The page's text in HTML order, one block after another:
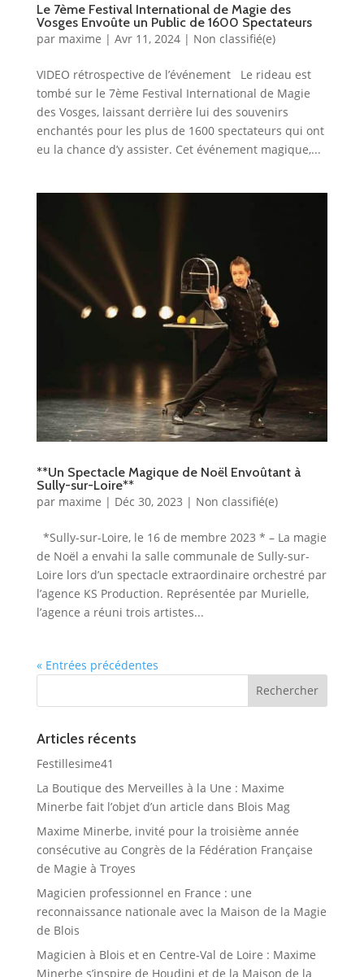
Le 7ème Festival International de Magie des
Vosges Envoûte un Public de 1600 Spectateurs
par maxime | Avr 11, 2024| Non classifié(e)
VIDEO rétrospective de l’événement Le rideau est
tombé sur le 7ème Festival International de Magie
des Vosges, laissant derrière lui des souvenirs
enchantés pour les plus de 1600 spectateurs qui ont
eu la chance d’y assister. Cet événement magique,...
**Un Spectacle Magique de Noël Envoûtant à
Sully-sur-Loire**
par maxime | Déc 30, 2023 | Non classifié(e)
*Sully-sur-Loire, le 16 de membre 2023 * – La magie
de Noël a envahi la salle communale de Sully-sur-
Loire lors d’un spectacle extraordinaire orchestré par
l’agence KS Production. Représentée par Murielle,
l’agence a réuni trois artistes...
« Entrées précédentes
Articles récents
Festillesime41
La Boutique des Merveilles à la Une : Maxime
Minerbe fait l’objet d’un article dans Blois Mag
Maxime Minerbe, invité pour la troisième année
consécutive au Congrès de la Fédération Française
de Magie à Troyes
Magicien professionnel en France : une
reconnaissance nationale avec la Maison de la Magie
de Blois
Magicien à Blois et en Centre-Val de Loire : Maxime
Minerbe s’inspire de Houdini et de la Maison de la